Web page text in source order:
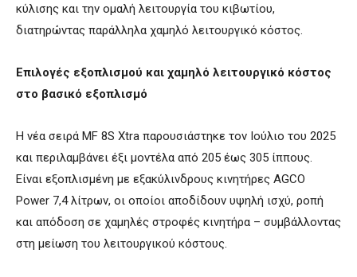
κύλισης και την ομαλή λειτουργία του κιβωτίου,
διατηρώντας παράλληλα χαμηλό λειτουργικό κόστος.
Επιλογές εξοπλισμού και χαμηλό λειτουργικό κόστος
στο βασικό εξοπλισμό
Η νέα σειρά MF 8S Xtra παρουσιάστηκε τον Ιούλιο του 2025
και περιλαμβάνει έξι μοντέλα από 205 έως 305 ίππους.
Είναι εξοπλισμένη με εξακύλινδρους κινητήρες AGCO
Power 7,4 λίτρων, οι οποίοι αποδίδουν υψηλή ισχύ, ροπή
και απόδοση σε χαμηλές στροφές κινητήρα – συμβάλλοντας
στη μείωση του λειτουργικού κόστους.